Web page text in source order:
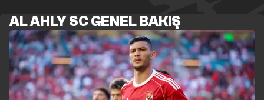
AL AHLY SC GENEL BAKIŞ